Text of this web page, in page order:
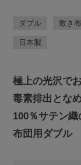
ダブル 敷き
日本製
極上の光沢で
毒素排出とな
100％サテン
布団用ダブル